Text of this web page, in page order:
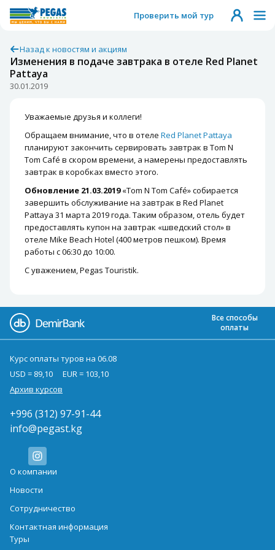
Проверить мой тур
Назад к новостям и акциям
Изменения в подаче завтрака в отеле Red Planet
Pattaya
30.01.2019
Уважаемые друзья и коллеги!
Обращаем внимание, что в отеле Red Planet Pattaya
планируют закончить сервировать завтрак в Tom N
Tom Café в скором времени, а намерены предоставлять
завтрак в коробках вместо этого.
Обновление 21.03.2019«Tom N Tom Café» собирается
завершить обслуживание на завтрак в Red Planet
Pattaya 31 марта 2019 года. Таким образом, отель будет
предоставлять купон на завтрак «шведский стол» в
отеле Mike Beach Hotel (400 метров пешком). Время
работы с 06:30 до 10:00.
С уважением, Pegas Touristik.
Все способы
оплаты
Курс оплаты туров на 06.08
USD = 89,10
EUR = 103,10
Архив курсов
+996 (312) 97-91-44
info@pegast.kg
О компании
Новости
Сотрудничество
Контактная информация
Туры